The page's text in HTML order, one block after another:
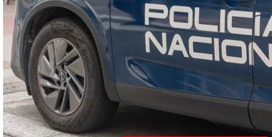
© Krone Multimedia GmbH & Co KG 2026
Muthgasse 2, 1190 Wien